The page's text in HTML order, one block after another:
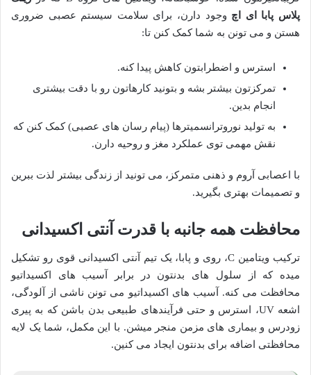
پلاس پابا ای اچ وجود دارن، برای سلامت سیستم عصبی ضروری
هستن و می تونن به شما کمک کنن تا:
استرس و اضطرابتون کاهش پیدا کنه.
تمرکزتون بیشتر بشه و بتونید کارهاتون رو با دقت بیشتری
انجام بدین.
به تولید نوروترانسمیترها (پیام رسان های عصبی) کمک کنن که
نقش مهمی توی عملکرد مغز و روحیه دارن.
با اعصابی آروم و ذهنی متمرکز، می تونید از زندگی بیشتر لذت ببرین
و تصمیمات بهتری بگیرید.
محافظت همه جانبه با قدرت آنتی اکسیدانی
ترکیب ویتامین C، روی و پابا، یک تیم آنتی اکسیدانی قوی رو تشکیل
میده که از سلول های بدنتون در برابر آسیب های اکسیداتیو
محافظت می کنه. آسیب های اکسیداتیو می تونن ناشی از آلودگی،
اشعه UV، استرس و حتی فرآیندهای طبیعی بدن باشن که به پیری
زودرس و بیماری های مزمن منجر میشن. با این مکمل، شما یک لایه
محافظتی اضافه برای بدنتون ایجاد می کنین.